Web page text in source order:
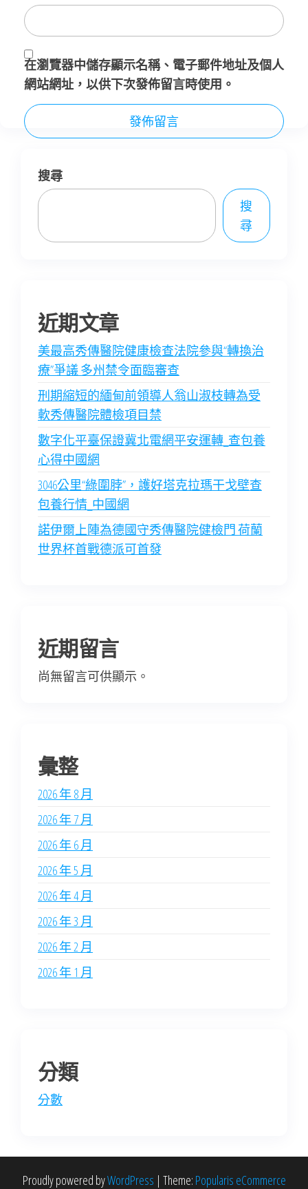
在瀏覽器中儲存顯示名稱、電子郵件地址及個人
網站網址，以供下次發佈留言時使用。
搜尋
搜
尋
近期文章
美最高秀傳醫院健康檢查法院參與“轉換治
療”爭議 多州禁令面臨審查
刑期縮短的緬甸前領導人翁山淑枝轉為受
軟秀傳醫院體檢項目禁
數字化平臺保證冀北電網平安運轉_查包養
心得中國網
3046公里“綠圍脖”，護好塔克拉瑪干戈壁查
包養行情_中國網
諾伊爾上陣為德國守秀傳醫院健檢門 荷蘭
世界杯首戰德派可首發
近期留言
尚無留言可供顯示。
彙整
2026 年 8 月
2026 年 7 月
2026 年 6 月
2026 年 5 月
2026 年 4 月
2026 年 3 月
2026 年 2 月
2026 年 1 月
分類
分數
Proudly powered byWordPress | Theme: Popularis eCommerce